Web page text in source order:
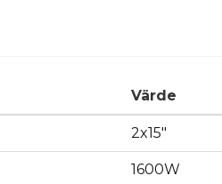
Värde
2x15"
1600W